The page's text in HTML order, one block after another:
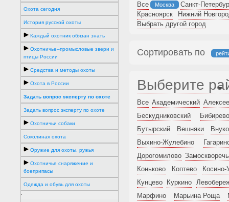
Охота сегодня
История русской охоты
Каждый охотник обязан знать
Охотничье–промысловые звери и
птицы России
Средства и методы охоты
Охота в России
Задать вопрос эксперту по охоте
Задать вопрос эксперту по охоте
Охотничьи собаки
Соколиная охота
Оружие для охоты, ружья
Охотничье снаряжение и
боеприпасы
Одежда и обувь для охоты
'
Все Москва
Санкт-
Красноярск
Нижний
Выбрать другой город
Сортировать по
Выберите
Все Академический
Бескудниковский
Бибирево
Бутырский
Вешняки
Выхино-Жулебино
Дорогомилово
Коньково
Коптево
Косино-
Кунцево
Куркино
Марфино
Марьина Роща